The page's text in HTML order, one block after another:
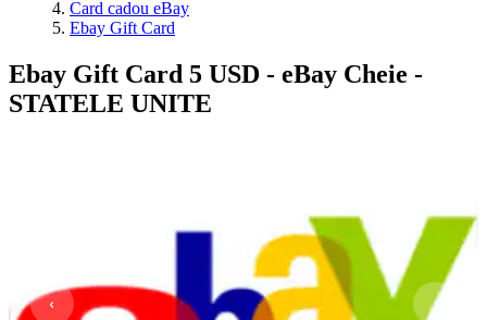
Card cadou eBay
Ebay Gift Card
Ebay Gift Card 5 USD - eBay Cheie -
STATELE UNITE